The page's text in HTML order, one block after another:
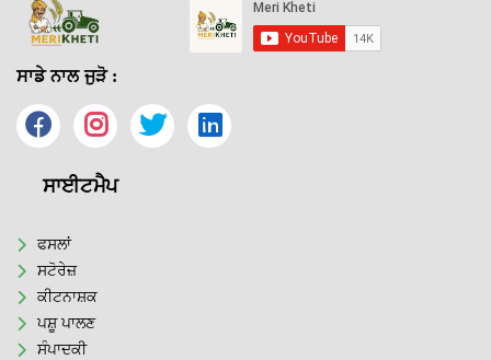
ਸਾਡੇ ਨਾਲ ਜੁੜੋ :
ਸਾਈਟਮੈਪ
ਫਸਲਾਂ
ਸਟੋਰੇਜ਼
ਕੀਟਨਾਸ਼ਕ
ਪਸ਼ੂ ਪਾਲਣ
ਸੰਪਾਦਕੀ